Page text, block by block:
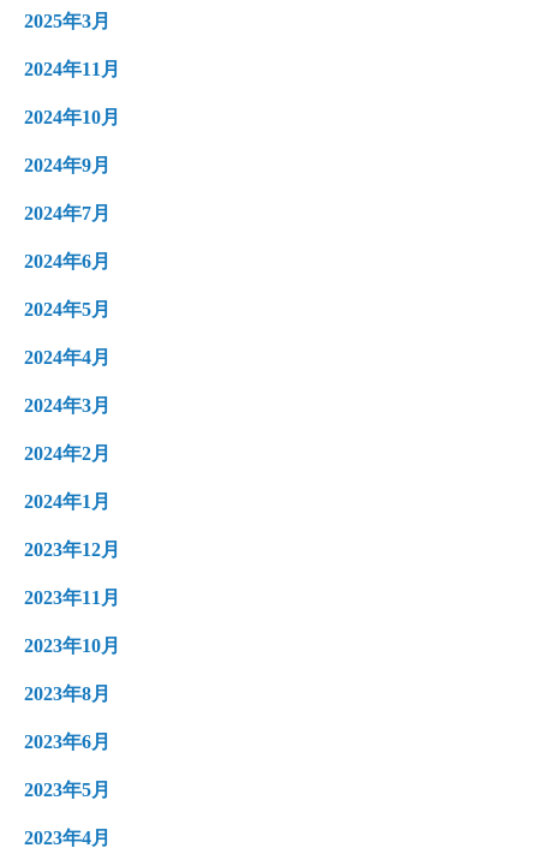
2025年3月
2024年11月
2024年10月
2024年9月
2024年7月
2024年6月
2024年5月
2024年4月
2024年3月
2024年2月
2024年1月
2023年12月
2023年11月
2023年10月
2023年8月
2023年6月
2023年5月
2023年4月